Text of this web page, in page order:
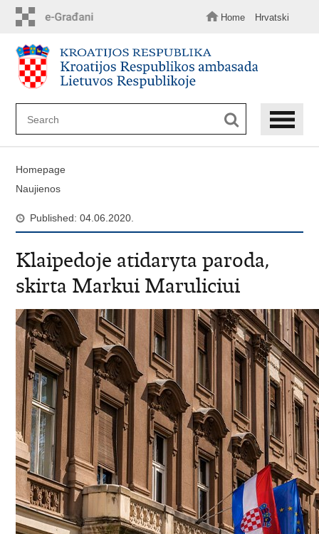
content
Home Hrvatski
Homepage
Naujienos
Published: 04.06.2020.
Klaipedoje atidaryta paroda,
skirta Markui Maruliciui